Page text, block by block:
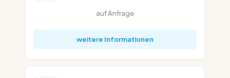
auf Anfrage
weitere Informationen